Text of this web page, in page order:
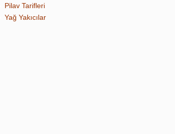
Pilav Tarifleri
Yağ Yakıcılar